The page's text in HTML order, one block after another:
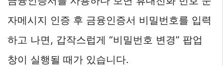
자메시지 인증 후 금융인증서 비밀번호를 입력
하고 나면, 갑작스럽게 “비밀번호 변경” 팝업
창이 실행될 때가 있습니다.